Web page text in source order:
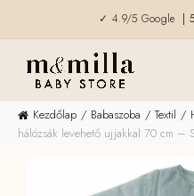
✓ 4.9/5 Google |
Kezdőlap Babaszoba Textil
hálózsák levehető ujjakkal 70 cm –